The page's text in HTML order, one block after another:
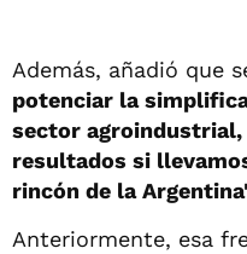
Además, añadió que
potenciar la
sector
resultados si
rincón de la
Anteriormente, esa